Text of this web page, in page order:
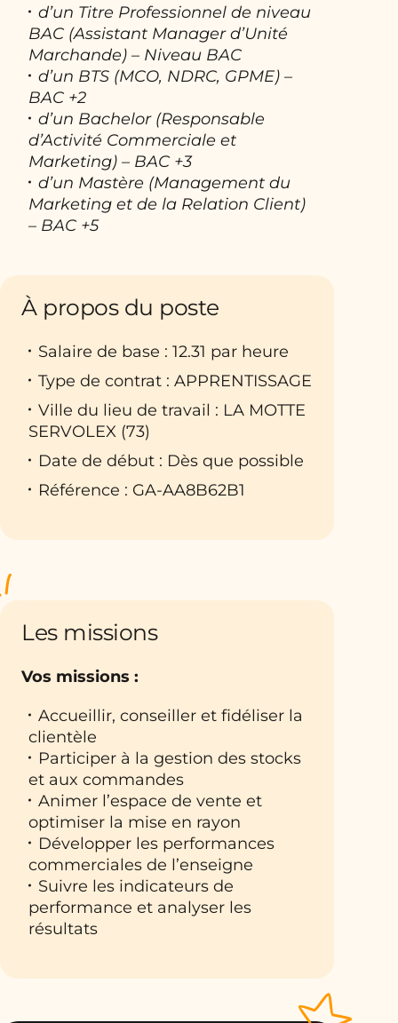
d’un Titre Professionnel de niveau
BAC (Assistant Manager d’Unité
Marchande) – Niveau BAC
d’un BTS (MCO, NDRC, GPME) –
BAC +2
d’un Bachelor (Responsable
d’Activité Commerciale et
Marketing) – BAC +3
d’un Mastère (Management du
Marketing et de la Relation Client)
– BAC +5
À propos du poste
Salaire de base : 12.31 par heure
Type de contrat : APPRENTISSAGE
Ville du lieu de travail : LA MOTTE
SERVOLEX (73)
Date de début : Dès que possible
Référence : GA-AA8B62B1
Les missions
Vos missions :
Accueillir, conseiller et fidéliser la
clientèle
Participer à la gestion des stocks
et aux commandes
Animer l’espace de vente et
optimiser la mise en rayon
Développer les performances
commerciales de l’enseigne
Suivre les indicateurs de
performance et analyser les
résultats